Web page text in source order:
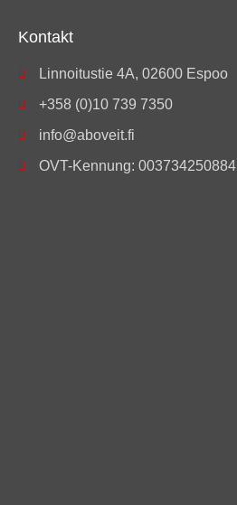
Kontakt
Linnoitustie 4A, 02600 Espoo
+358 (0)10 739 7350
info@aboveit.fi
OVT-Kennung: 003734250884